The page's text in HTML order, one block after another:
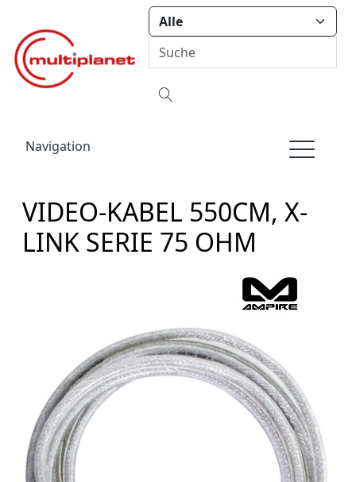
Navigation
VIDEO-KABEL 550CM, X-
LINK SERIE 75 OHM